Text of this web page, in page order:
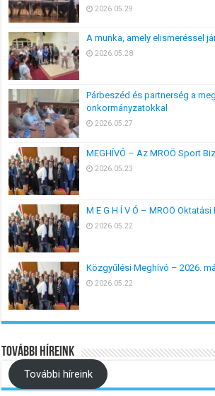
2026.05.29
A munka, amely elismeréssel
2026.05.28
Párbeszéd és partnerség a
önkormányzatokkal
2026.05.27
MEGHÍVÓ – Az MROÖ Sport
2026.05.23
M E G H Í V Ó – MROÖ
2026.05.22
Közgyűlési Meghívó – 2026.
2026.05.22
További híreink
További híreink